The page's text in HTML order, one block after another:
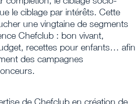
le ciblage par intérêts. Cette
une vingtaine de segments
Chefclub : bon vivant,
recettes pour enfants… afin
des campagnes